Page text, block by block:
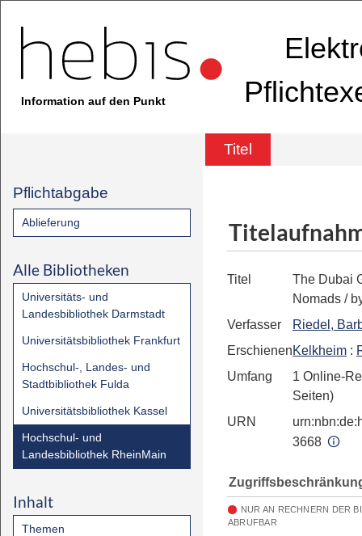
Information auf den Punkt
Titel
Pflichtabgabe
Ablieferung
Alle Bibliotheken
Universitäts- und
Landesbibliothek Darmstadt
Universitätsbibliothek Frankfurt
Hochschul-, Landes- und
Stadtbibliothek Fulda
Universitätsbibliothek Kassel
Hochschul- und
Landesbibliothek RheinMain
Inhalt
Themen
Titel
The Dubai
Nomads /
Verfasser
Riedel,
ErschienenKelkheim :
Umfang
1 Online-
Seiten)
URN
3668
NUR AN RECHNERN DER
ABRUFBAR